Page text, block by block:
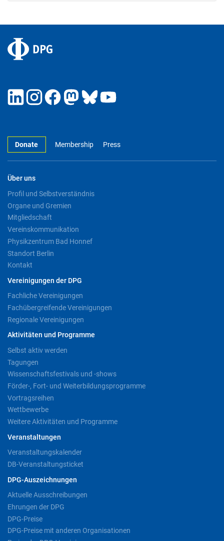
Donate Membership Press
Über uns
Profil und Selbstverständnis
Organe und Gremien
Mitgliedschaft
Vereinskommunikation
Physikzentrum Bad Honnef
Standort Berlin
Kontakt
Vereinigungen der DPG
Fachliche Vereinigungen
Fachübergreifende Vereinigungen
Regionale Vereinigungen
Aktivitäten und Programme
Selbst aktiv werden
Tagungen
Wissenschaftsfestivals und -shows
Förder-, Fort- und Weiterbildungsprogramme
Vortragsreihen
Wettbewerbe
Weitere Aktivitäten und Programme
Veranstaltungen
Veranstaltungskalender
DB-Veranstaltungsticket
DPG-Auszeichnungen
Aktuelle Ausschreibungen
Ehrungen der DPG
DPG-Preise
DPG-Preise mit anderen Organisationen